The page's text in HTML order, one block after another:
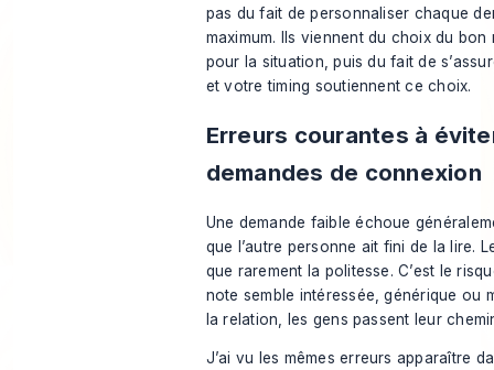
pas du fait de personnaliser chaque
maximum. Ils viennent du choix du bon
pour la situation, puis du fait de
et votre timing soutiennent ce choix.
Erreurs courantes à
demandes de connexion
Une demande faible échoue
que l’autre personne ait fini de la lire.
que rarement la politesse. C’est le
note semble intéressée, générique ou
la relation, les gens passent leur
J’ai vu les mêmes erreurs apparaître